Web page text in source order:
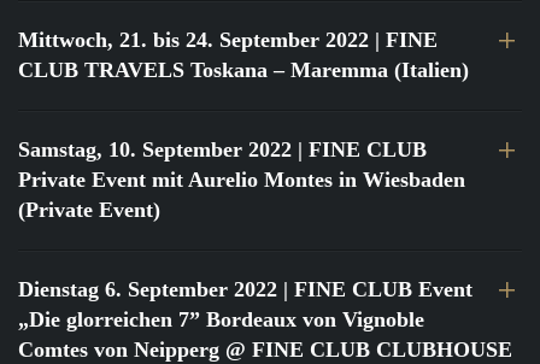
Mittwoch, 21. bis 24. September 2022 | FINE
CLUB TRAVELS Toskana – Maremma (Italien)
Samstag, 10. September 2022 | FINE CLUB
Private Event mit Aurelio Montes in Wiesbaden
(Private Event)
Dienstag 6. September 2022 | FINE CLUB Event
„Die glorreichen 7” Bordeaux von Vignoble
Comtes von Neipperg @ FINE CLUB CLUBHOUSE